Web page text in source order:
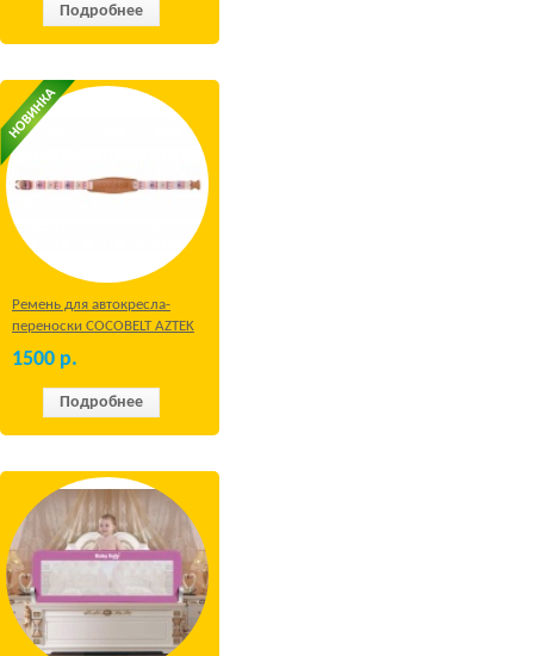
Подробнее
Ремень для автокресла-
переноски COCOBELT AZTEK
1500 р.
Подробнее